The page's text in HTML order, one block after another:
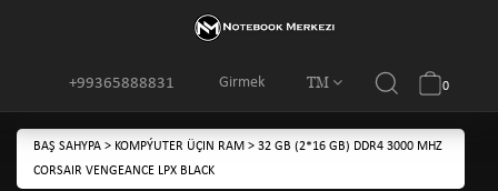
Girmek TM
+99365888831 0
BAŞ SAHYPA > KOMPÝUTER ÜÇIN RAM > 32 GB (2*16 GB) DDR4 3000 MHZ
CORSAIR VENGEANCE LPX BLACK